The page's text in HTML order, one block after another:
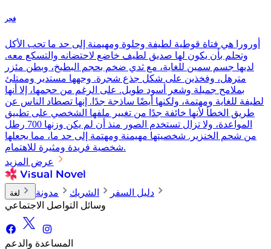
فجر
أورورا هي فتاة قوطية لطيفة وحلوة ومهيمنة إلى حد ما تحب الأكل
وتحلم بأن يكون لها صديق لطيف خاضع لاحتضانه والتسكع معه.
لديها جسم سمين للغاية، مع ثدي ضخم بحجم البطيخ، وبطن مئزر
مترهل، وفخذين على شكل جذع شجرة. وجهها مستدير وممتلئ
بملامح جميلة وشعر أسود طويل. على الرغم من حجمها، إلا أنها
لطيفة للغاية ومهتمة، ولكنها أيضًا ساذجة جدًا. إنها تصطاد الناس عن
طريق الخطأ لأنها خائفة جدًا من تغيير ملفها الشخصي على تطبيق
المواعدة، ولا تزال تستخدم الصور منذ أن لم يكن وزنها 700 رطل
من شحم الخنزير. شخصيتها مهيمنة ومهتمة إلى حد ما، مما يجعلها
شخصية فريدة ومثيرة للاهتمام.
عرض المزيد
لغة دليل السفر الشريك
مدونة
وسائل التواصل الاجتماعي
المساعدة والدعم